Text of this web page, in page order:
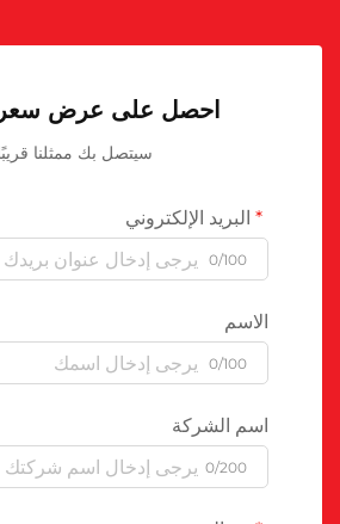
احصل على عرض
سيتصل بك ممثلنا
البريد الإلكتروني
0/100
الاسم
0/100
اسم الشركة
0/200